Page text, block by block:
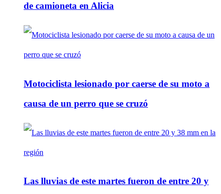
de camioneta en Alicia
Motociclista lesionado por caerse de su moto a
causa de un perro que se cruzó
Las lluvias de este martes fueron de entre 20 y